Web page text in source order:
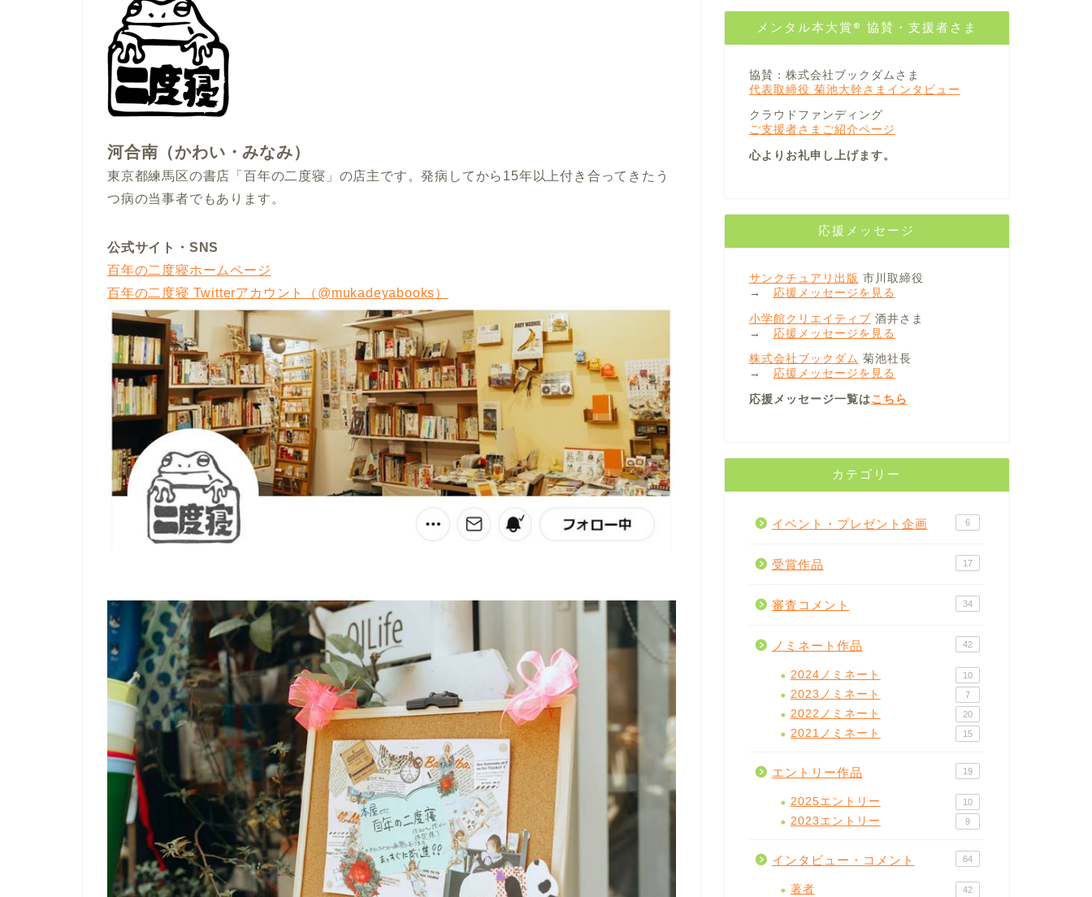
河合南（かわい・みなみ）
東京都練馬区の書店「百年の二度寝」の店主です。発病してから15年以上付き合ってきたう
つ病の当事者でもあります。
公式サイト・SNS
百年の二度寝ホームページ
百年の二度寝 Twitterアカウント（@mukadeyabooks）
メンタル本大賞® 協賛・支援者さま
協賛：株式会社ブックダムさま
代表取締役 菊池大幹さまインタビュー
クラウドファンディング
ご支援者さまご紹介ページ
心よりお礼申し上げます。
応援メッセージ
サンクチュアリ出版 市川取締役
→ 応援メッセージを見る
小学館クリエイティブ 酒井さま
→ 応援メッセージを見る
株式会社ブックダム 菊池社長
→ 応援メッセージを見る
応援メッセージ一覧はこちら
カテゴリー
イベント・プレゼント企画 6
受賞作品 17
審査コメント 34
ノミネート作品 42
2024ノミネート 10
2023ノミネート 7
2022ノミネート 20
2021ノミネート 15
エントリー作品 19
2025エントリー 10
2023エントリー 9
インタビュー・コメント 64
著者 42